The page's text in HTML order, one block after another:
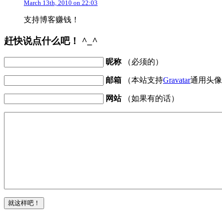
March 13th, 2010 on 22:03
支持博客赚钱！
赶快说点什么吧！ ^_^
昵称（必须的）
邮箱 （本站支持Gravatar通用头
网站（如果有的话）